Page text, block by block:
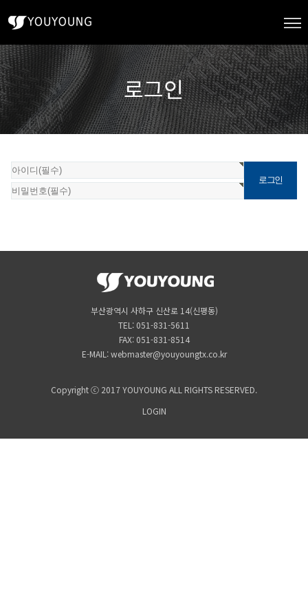
부산광역시 사하구 신산로 14(신평동)
TEL: 051-831-5611
FAX: 051-831-8514
E-MAIL: webmaster@youyoungtx.co.kr
Copyright ⓒ 2017 YOUYOUNG ALL RIGHTS RESERVED.
LOGIN